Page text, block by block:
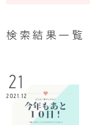
検索結果一覧
21
2021.12